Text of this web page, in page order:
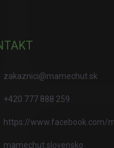
zakaznici@mamechut.sk
+420 777 888 259
https://www.facebook.com/
mamechut.slovensko